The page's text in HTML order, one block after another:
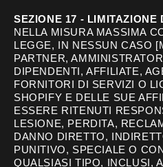
SEZIONE 17 - LIMITAZIONE
NELLA MISURA MASSIMA
LEGGE, IN NESSUN CASO
PARTNER,
DIPENDENTI, AFFILIATE,
FORNITORI DI SERVIZI O
SHOPIFY E DELLE SUE
ESSERE RITENUTI
LESIONE, PERDITA,
DANNO DIRETTO,
PUNITIVO, SPECIALE O
QUALSIASI TIPO, INCLUSI,